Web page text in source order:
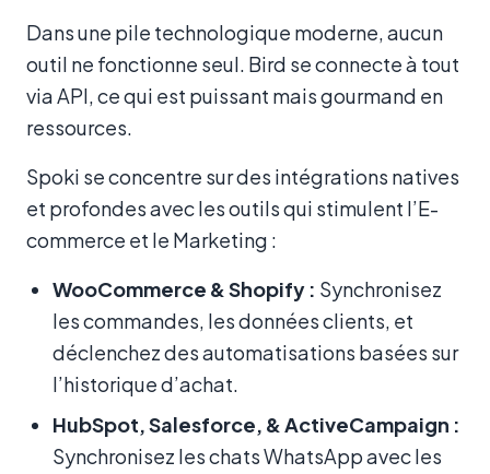
Dans une pile technologique moderne, aucun
outil ne fonctionne seul. Bird se connecte à tout
via API, ce qui est puissant mais gourmand en
ressources.
Spoki se concentre sur des intégrations natives
et profondes avec les outils qui stimulent l’E-
commerce et le Marketing :
WooCommerce & Shopify : Synchronisez
les commandes, les données clients, et
déclenchez des automatisations basées sur
l’historique d’achat.
HubSpot, Salesforce, & ActiveCampaign :
Synchronisez les chats WhatsApp avec les